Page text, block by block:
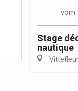
vom
Stage
nautique